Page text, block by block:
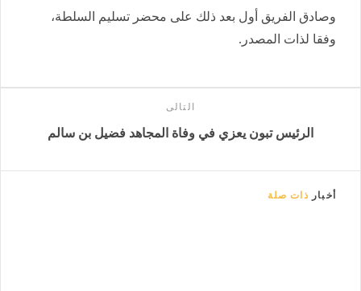
وصادق الفريق أول بعد ذلك على محضر تسليم السلطة،
وفقا لذات المصدر.
التالى
الرئيس تبون يعزي في وفاة المجاهد فضيل بن سالم
أخبار ذات صلة